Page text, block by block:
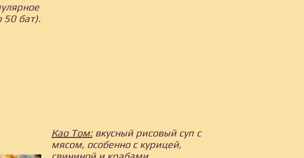
50 бат).
Као Том:вкусный рисовый суп с
мясом, особенно с курицей,